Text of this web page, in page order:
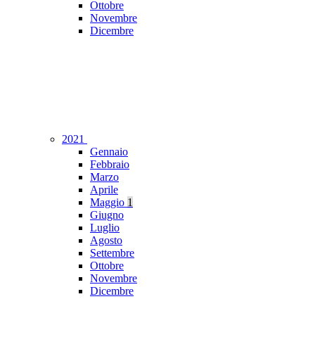
Ottobre
Novembre
Dicembre
2021
Gennaio
Febbraio
Marzo
Aprile
Maggio 1
Giugno
Luglio
Agosto
Settembre
Ottobre
Novembre
Dicembre